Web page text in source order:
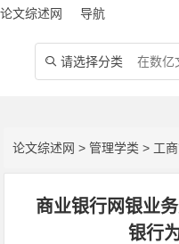
论文综述网 导航
 请选择分类
论文综述网 >管理学类 > 工
商业银行网银业
银行